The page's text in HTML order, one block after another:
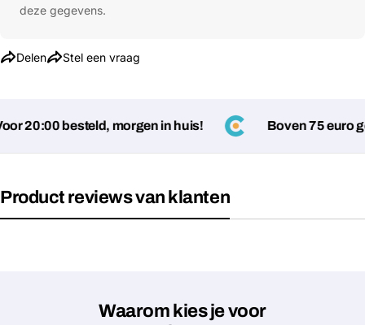
deze gegevens.
Delen
Kopiëren
Stel een vraag
Stel een vraag
Jouw
20:00 besteld, morgen in huis! Boven 75 euro
Product reviews van klanten
Waarom kies je voor